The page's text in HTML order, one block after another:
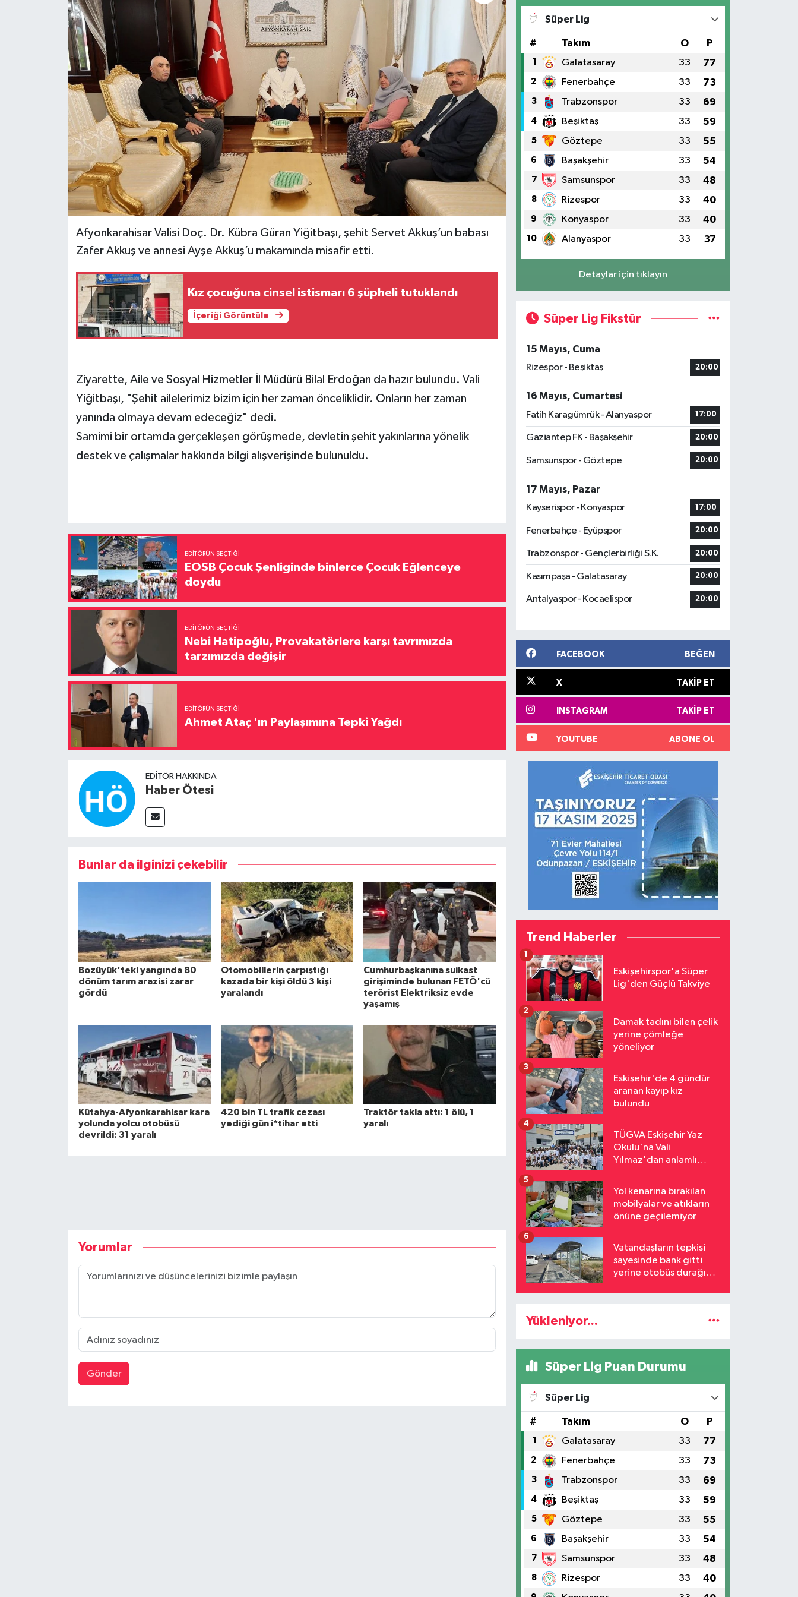
Afyonkarahisar Valisi Doç. Dr. Kübra Güran Yiğitbaşı, şehit Servet Akkuş’un babası
Zafer Akkuş ve annesi Ayşe Akkuş’u makamında misafir etti.
Kız çocuğuna cinsel istismarı 6 şüpheli tutuklandı
İçeriği Görüntüle
Ziyarette, Aile ve Sosyal Hizmetler İl Müdürü Bilal Erdoğan da hazır bulundu. Vali
Yiğitbaşı, "Şehit ailelerimiz bizim için her zaman önceliklidir. Onların her zaman
yanında olmaya devam edeceğiz" dedi.
Samimi bir ortamda gerçekleşen görüşmede, devletin şehit yakınlarına yönelik
destek ve çalışmalar hakkında bilgi alışverişinde bulunuldu.
EDITÖRÜN SEÇTIĞI
EOSB Çocuk Şenliginde binlerce Çocuk Eğlenceye
doydu
EDITÖRÜN SEÇTIĞI
Nebi Hatipoğlu, Provakatörlere karşı tavrımızda
tarzımızda değişir
EDITÖRÜN SEÇTIĞI
Ahmet Ataç 'ın Paylaşımına Tepki Yağdı
EDITÖR HAKKINDA
Haber Ötesi
Bunlar da ilginizi çekebilir
Bozüyük'teki yangında 80
dönüm tarım arazisi zarar
gördü
Otomobillerin çarpıştığı
kazada bir kişi öldü 3 kişi
yaralandı
Cumhurbaşkanına suikast
girişiminde bulunan FETÖ'cü
terörist Elektriksiz evde
yaşamış
Kütahya-Afyonkarahisar kara
yolunda yolcu otobüsü
devrildi: 31 yaralı
420 bin TL trafik cezası
yediği gün i*tihar etti
Traktör takla attı: 1 ölü, 1
yaralı
Yorumlar
Gönder
Süper Lig
# Takım O P
1 Galatasaray 33 77
2 Fenerbahçe 33 73
3 Trabzonspor 33 69
4 Beşiktaş 33 59
5 Göztepe 33 55
6 Başakşehir 33 54
7 Samsunspor 33 48
8 Rizespor 33 40
9 Konyaspor 33 40
10 Alanyaspor 33 37
Detaylar için tıklayın
Süper Lig Fikstür
15 Mayıs, Cuma
Rizespor - Beşiktaş
20:00
16 Mayıs, Cumartesi
Fatih Karagümrük - Alanyaspor
17:00
Gaziantep FK - Başakşehir 20:00
Samsunspor - Göztepe 20:00
17 Mayıs, Pazar
Kayserispor - Konyaspor
17:00
Fenerbahçe - Eyüpspor 20:00
Trabzonspor - Gençlerbirliği S.K. 20:00
Kasımpaşa - Galatasaray 20:00
Antalyaspor - Kocaelispor 20:00
FACEBOOK BEĞEN
X TAKIP ET
INSTAGRAM TAKIP ET
YOUTUBE ABONE OL
Trend Haberler
Eskişehirspor'a Süper
Lig'den Güçlü Takviye
1
Damak tadını bilen çelik
yerine çömleğe
yöneliyor
2
Eskişehir'de 4 gündür
aranan kayıp kız
bulundu
3
TÜGVA Eskişehir Yaz
Okulu'na Vali
Yılmaz'dan anlamlı
4
Yol kenarına bırakılan
mobilyalar ve atıkların
önüne geçilemiyor
5
Vatandaşların tepkisi
sayesinde bank gitti
yerine otobüs durağı
6
Yükleniyor...
Süper Lig Puan Durumu
Süper Lig
# Takım O P
1 Galatasaray 33 77
2 Fenerbahçe 33 73
3 Trabzonspor 33 69
4 Beşiktaş 33 59
5 Göztepe 33 55
6 Başakşehir 33 54
7 Samsunspor 33 48
8 Rizespor 33 40